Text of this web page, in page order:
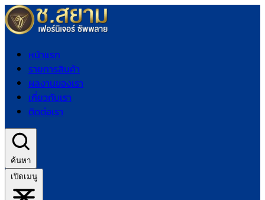
หน้าแรก
รายการสินค้า
ผลงานของเรา
เกี่ยวกับเรา
ติดต่อเรา
ค้นหา
เปิดเมนู